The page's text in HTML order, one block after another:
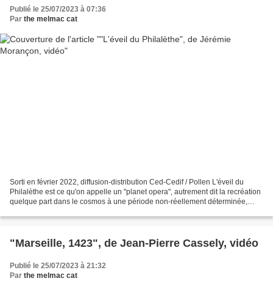
Publié le 25/07/2023 à 07:36
Par the melmac cat
Sorti en février 2022, diffusion-distribution Ced-Cedif / Pollen L'éveil du
Philalèthe est ce qu'on appelle un "planet opera", autrement dit la recréation
quelque part dans le cosmos à une période non-réellement déterminée,
"Marseille, 1423", de Jean-Pierre Cassely, vidéo
Publié le 25/07/2023 à 21:32
Par the melmac cat